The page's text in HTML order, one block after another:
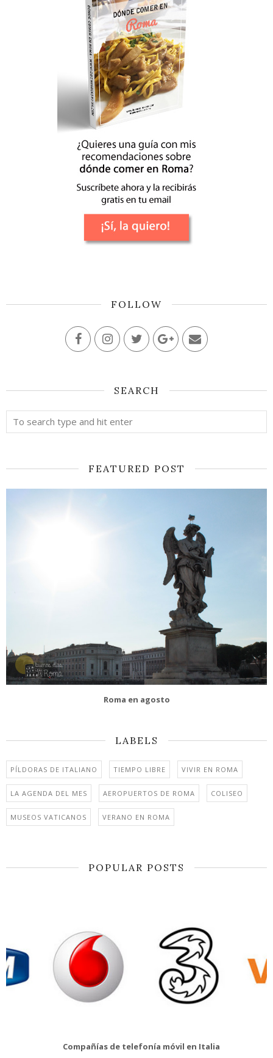
FOLLOW
SEARCH
FEATURED POST
Roma en agosto
LABELS
PÍLDORAS DE ITALIANO TIEMPO LIBRE VIVIR EN ROMA
LA AGENDA DEL MES AEROPUERTOS DE ROMA COLISEO
MUSEOS VATICANOS VERANO EN ROMA
POPULAR POSTS
Compañías de telefonía móvil en Italia